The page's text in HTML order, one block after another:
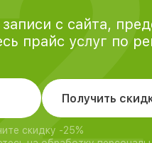
с сайта,
прайс услуг по
Получить
скидку -25%